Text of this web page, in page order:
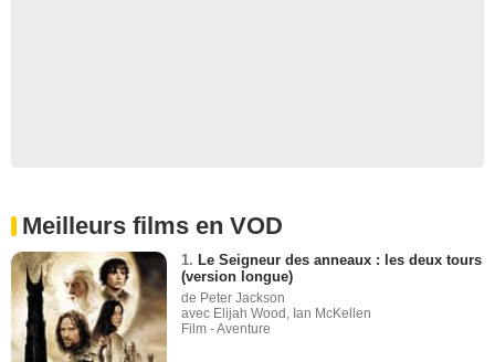
Meilleurs films en VOD
1. Le Seigneur des anneaux : les deux tours
(version longue)
de Peter Jackson
avec Elijah Wood, Ian McKellen
Film - Aventure